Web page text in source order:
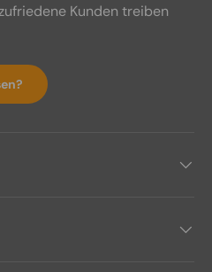
Kunden treiben